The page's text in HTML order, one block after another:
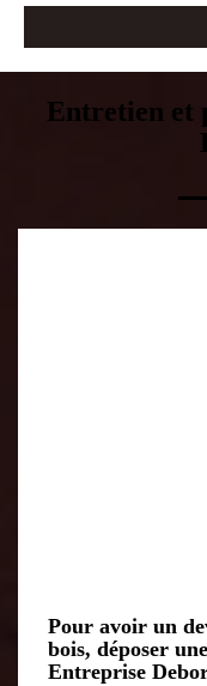
Entretien et
Pour avoir un
bois, déposer
Entreprise